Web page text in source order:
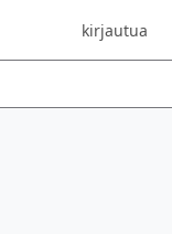
Sign in to
kirjautua